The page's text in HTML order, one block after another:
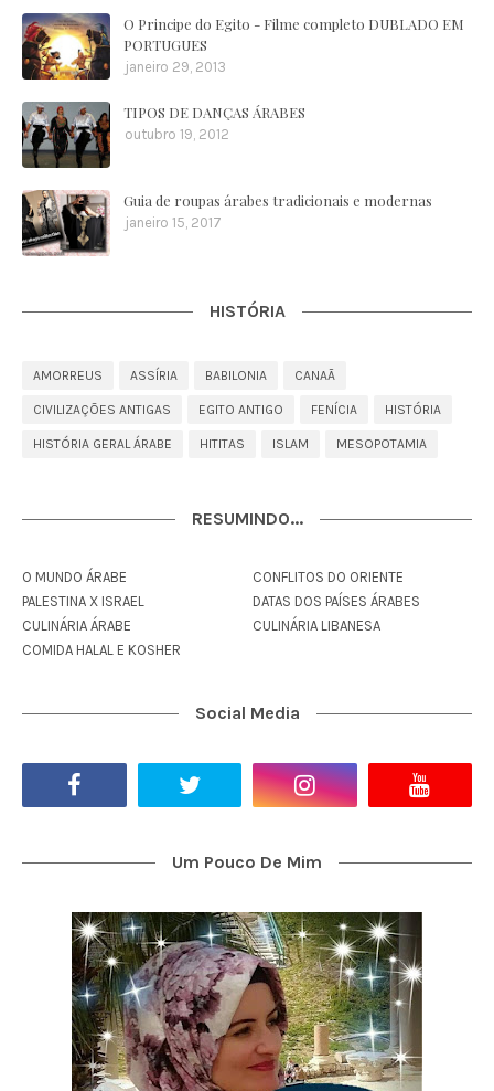
O Principe do Egito - Filme completo DUBLADO EM
PORTUGUES
janeiro 29, 2013
TIPOS DE DANÇAS ÁRABES
outubro 19, 2012
Guia de roupas árabes tradicionais e modernas
janeiro 15, 2017
HISTÓRIA
AMORREUS ASSÍRIA BABILONIA CANAÃ
CIVILIZAÇÕES ANTIGAS EGITO ANTIGO FENÍCIA HISTÓRIA
HISTÓRIA GERAL ÁRABE HITITAS ISLAM MESOPOTAMIA
RESUMINDO...
O MUNDO ÁRABE
CONFLITOS DO ORIENTE
PALESTINA X ISRAEL
DATAS DOS PAÍSES ÁRABES
CULINÁRIA ÁRABE
CULINÁRIA LIBANESA
COMIDA HALAL E KOSHER
Social Media
Um Pouco De Mim